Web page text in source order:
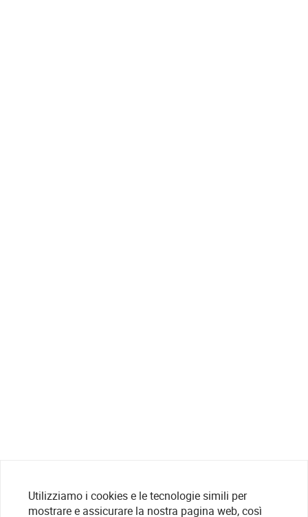
Utilizziamo i cookies e le tecnologie simili per
mostrare e assicurare la nostra pagina web, così